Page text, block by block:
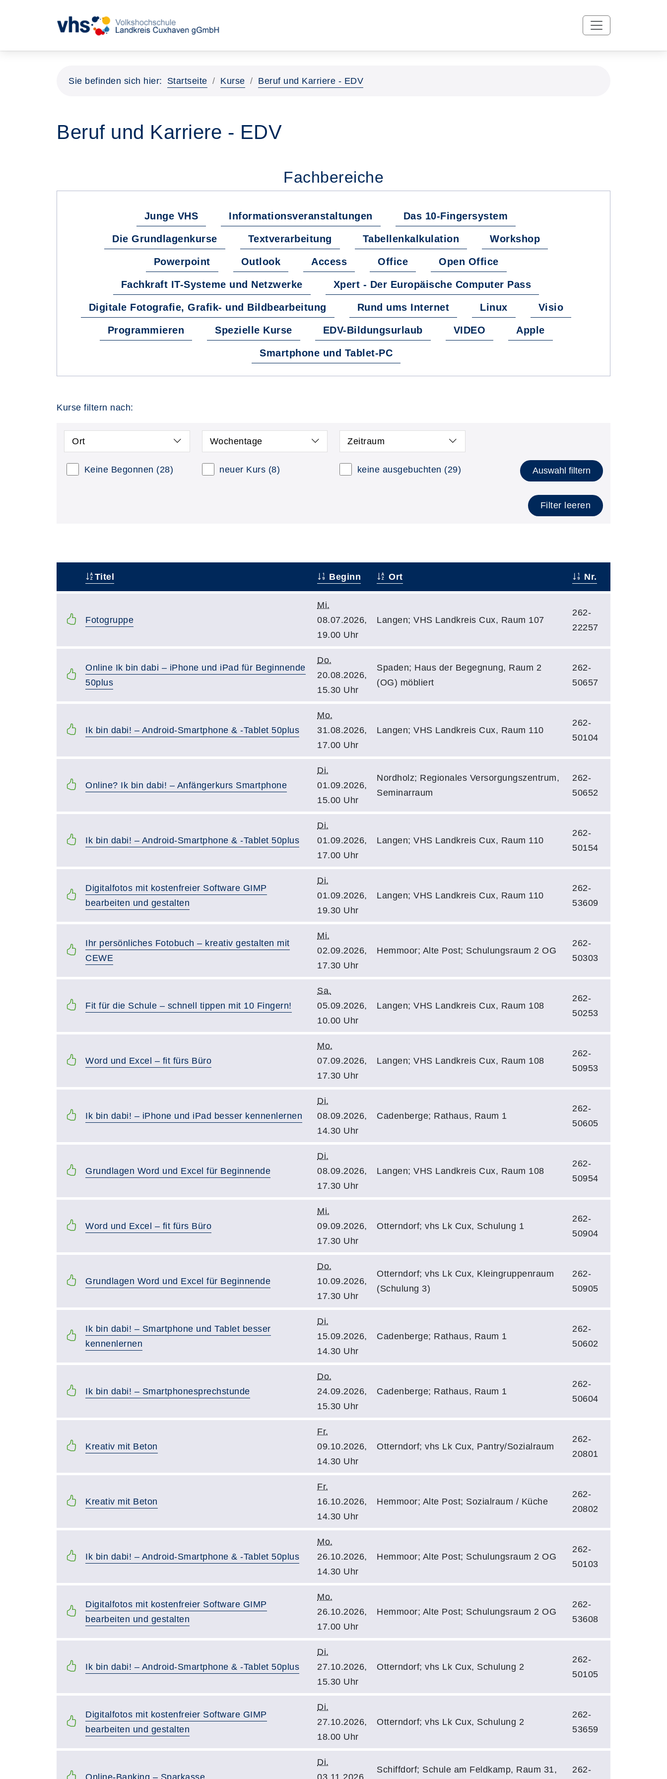
Sie befinden sich hier: Startseite Kurse Beruf und Karriere - EDV
Beruf und Karriere - EDV
Fachbereiche
Junge VHS Informationsveranstaltungen Das 10-Fingersystem
Die Grundlagenkurse Textverarbeitung Tabellenkalkulation Workshop
Powerpoint Outlook Access Office Open Office
Fachkraft IT-Systeme und Netzwerke Xpert - Der Europäische Computer Pass
Digitale Fotografie, Grafik- und Bildbearbeitung Rund ums Internet Linux Visio
Programmieren Spezielle Kurse EDV-Bildungsurlaub VIDEO Apple
Smartphone und Tablet-PC
Kurse filtern nach:
Ort Wochentage Zeitraum
Keine Begonnen (28) neuer Kurs (8) keine ausgebuchten (29) Auswahl filtern
Filter leeren
Titel Beginn Ort Nr.
Fotogruppe
Mi.
08.07.2026,
19.00 Uhr
Langen; VHS Landkreis Cux, Raum 107
262-
22257
Online Ik bin dabi – iPhone und iPad für Beginnende
50plus
Do.
20.08.2026,
15.30 Uhr
Spaden; Haus der Begegnung, Raum 2
(OG) möbliert
262-
50657
Ik bin dabi! – Android-Smartphone & -Tablet 50plus
Mo.
31.08.2026,
17.00 Uhr
Langen; VHS Landkreis Cux, Raum 110
262-
50104
Online? Ik bin dabi! – Anfängerkurs Smartphone
Di.
01.09.2026,
15.00 Uhr
Nordholz; Regionales Versorgungszentrum,
Seminarraum
262-
50652
Ik bin dabi! – Android-Smartphone & -Tablet 50plus
Di.
01.09.2026,
17.00 Uhr
Langen; VHS Landkreis Cux, Raum 110
262-
50154
Digitalfotos mit kostenfreier Software GIMP
bearbeiten und gestalten
Di.
01.09.2026,
19.30 Uhr
Langen; VHS Landkreis Cux, Raum 110
262-
53609
Ihr persönliches Fotobuch – kreativ gestalten mit
CEWE
Mi.
02.09.2026,
17.30 Uhr
Hemmoor; Alte Post; Schulungsraum 2 OG
262-
50303
Fit für die Schule – schnell tippen mit 10 Fingern!
Sa.
05.09.2026,
10.00 Uhr
Langen; VHS Landkreis Cux, Raum 108
262-
50253
Word und Excel – fit fürs Büro
Mo.
07.09.2026,
17.30 Uhr
Langen; VHS Landkreis Cux, Raum 108
262-
50953
Ik bin dabi! – iPhone und iPad besser kennenlernen
Di.
08.09.2026,
14.30 Uhr
Cadenberge; Rathaus, Raum 1
262-
50605
Grundlagen Word und Excel für Beginnende
Di.
08.09.2026,
17.30 Uhr
Langen; VHS Landkreis Cux, Raum 108
262-
50954
Word und Excel – fit fürs Büro
Mi.
09.09.2026,
17.30 Uhr
Otterndorf; vhs Lk Cux, Schulung 1
262-
50904
Grundlagen Word und Excel für Beginnende
Do.
10.09.2026,
17.30 Uhr
Otterndorf; vhs Lk Cux, Kleingruppenraum
(Schulung 3)
262-
50905
Ik bin dabi! – Smartphone und Tablet besser
kennenlernen
Di.
15.09.2026,
14.30 Uhr
Cadenberge; Rathaus, Raum 1
262-
50602
Ik bin dabi! – Smartphonesprechstunde
Do.
24.09.2026,
15.30 Uhr
Cadenberge; Rathaus, Raum 1
262-
50604
Kreativ mit Beton
Fr.
09.10.2026,
14.30 Uhr
Otterndorf; vhs Lk Cux, Pantry/Sozialraum
262-
20801
Kreativ mit Beton
Fr.
16.10.2026,
14.30 Uhr
Hemmoor; Alte Post; Sozialraum / Küche
262-
20802
Ik bin dabi! – Android-Smartphone & -Tablet 50plus
Mo.
26.10.2026,
14.30 Uhr
Hemmoor; Alte Post; Schulungsraum 2 OG
262-
50103
Digitalfotos mit kostenfreier Software GIMP
bearbeiten und gestalten
Mo.
26.10.2026,
17.00 Uhr
Hemmoor; Alte Post; Schulungsraum 2 OG
262-
53608
Ik bin dabi! – Android-Smartphone & -Tablet 50plus
Di.
27.10.2026,
15.30 Uhr
Otterndorf; vhs Lk Cux, Schulung 2
262-
50105
Digitalfotos mit kostenfreier Software GIMP
bearbeiten und gestalten
Di.
27.10.2026,
18.00 Uhr
Otterndorf; vhs Lk Cux, Schulung 2
262-
53659
Online-Banking – Sparkasse
Di.
03.11.2026,
Schiffdorf; Schule am Feldkamp, Raum 31, 262-